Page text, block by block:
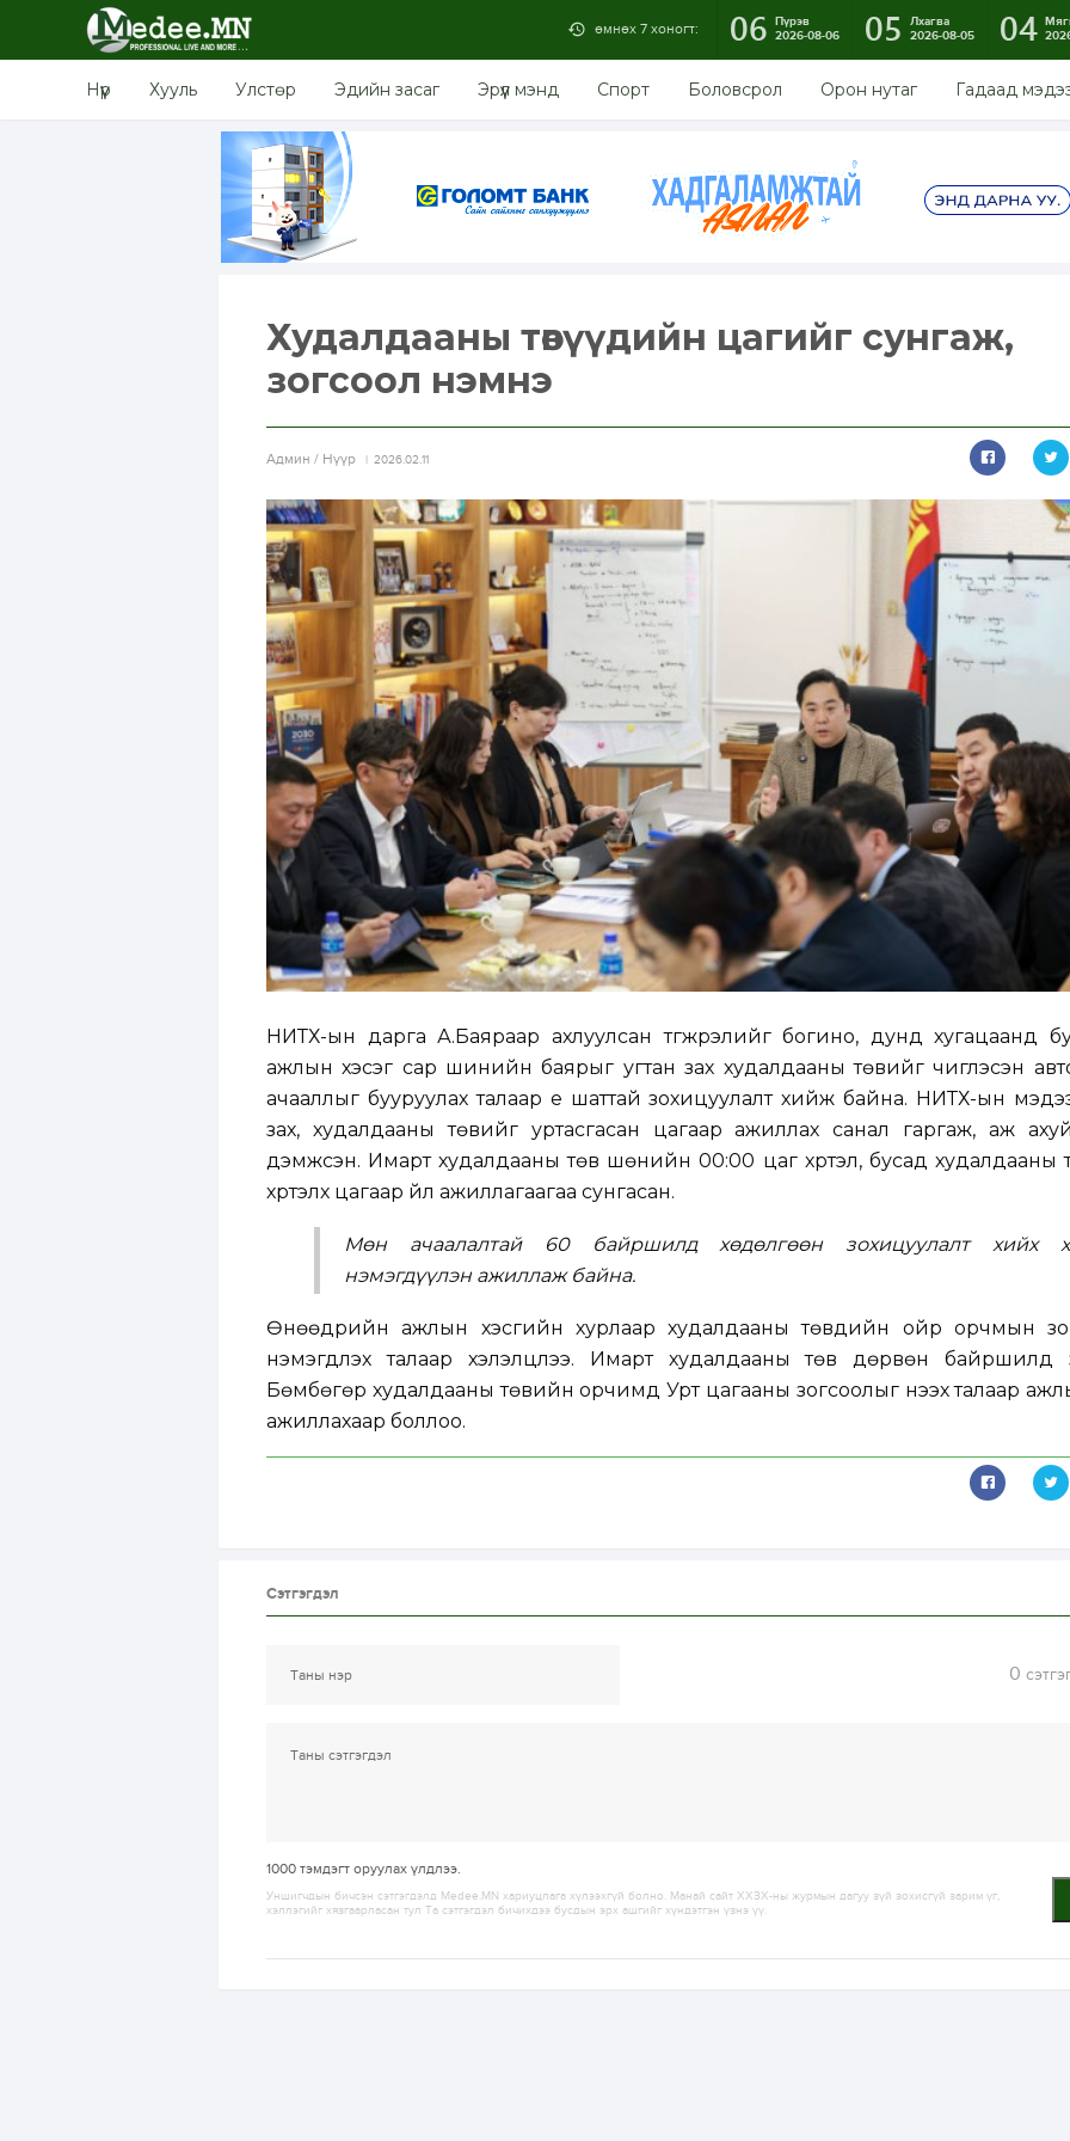
өмнөх 7 хоногт: 06 Пүрэв
2026-08-06
05
Лхагва
2026-08-05
04
Нүүр Хууль Улстөр Эдийн засаг Эрүүл мэнд Спорт Боловсрол Орон нутаг Гадаад
Худалдааны төвүүдийн цагийг сунгаж,
зогсоол нэмнэ
Aдмин / Нүүр 2026.02.11
НИТХ-ын дарга А.Баяраар ахлуулсан түгжрэлийг богино, дунд хугацаанд
ажлын хэсэг сар шинийн баярыг угтан зах худалдааны төвийг чиглэсэн
ачааллыг бууруулах талаар үе шаттай зохицуулалт хийж байна. НИТХ-ын
зах, худалдааны төвийг уртасгасан цагаар ажиллах санал гаргаж, аж ахуй
дэмжсэн. Имарт худалдааны төв шөнийн 00:00 цаг хүртэл, бусад худалдааны
хүртэлх цагаар үйл ажиллагаагаа сунгасан.
Мөн ачаалалтай 60 байршилд хөдөлгөөн зохицуулалт хийх
нэмэгдүүлэн ажиллаж байна.
Өнөөдрийн ажлын хэсгийн хурлаар худалдааны төвүүдийн ойр орчмын
нэмэгдүүлэх талаар хэлэлцлээ. Имарт худалдааны төв дөрвөн байршилд
Бөмбөгөр худалдааны төвийн орчимд Урт цагааны зогсоолыг нээх талаар
ажиллахаар боллоо.
Сэтгэгдэл
0
1000 тэмдэгт оруулах үлдлээ.
Уншигчдын бичсэн сэтгэгдэлд Medee.MN хариуцлага хүлээхгүй болно. Манай сайт ХХЗХ-ны журмын дагуу зүй зохисгүй зарим үг,
хэллэгийг хязгаарласан тул Та сэтгэгдэл бичихдээ бусдын эрх ашгийг хүндэтгэн үзнэ үү.